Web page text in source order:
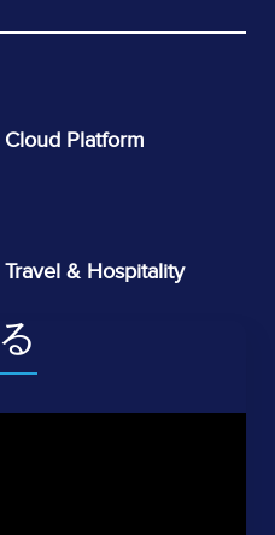
Cloud Platform
Travel & Hospitality